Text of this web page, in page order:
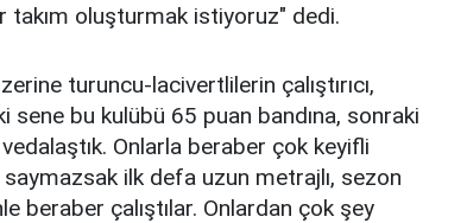
takım oluşturmak istiyoruz" dedi.
turuncu-lacivertlilerin çalıştırıcı,
sene bu kulübü 65 puan bandına, sonraki
Onlarla beraber çok keyifli
ilk defa uzun metrajlı, sezon
beraber çalıştılar. Onlardan çok şey